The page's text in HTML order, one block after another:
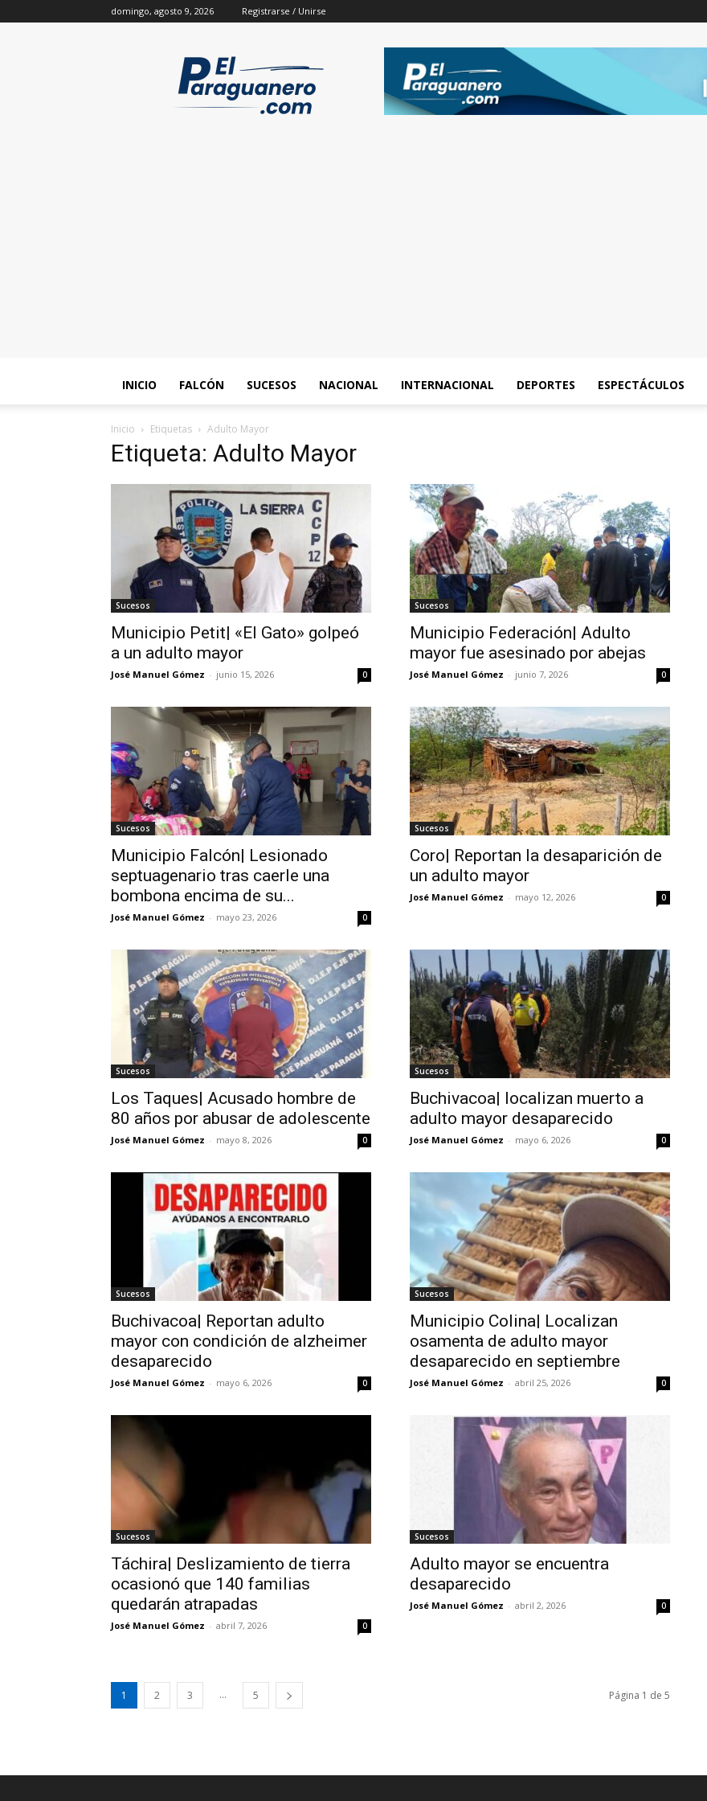
domingo, agosto 9, 2026 Registrarse / Unirse
INICIO FALCÓN SUCESOS NACIONAL INTERNACIONAL DEPORTES ESPECTÁCULOS
Inicio Etiquetas Adulto Mayor
Etiqueta: Adulto Mayor
Sucesos
Municipio Petit| «El Gato» golpeó
a un adulto mayor
José Manuel Gómez - junio 15, 2026 0
Sucesos
Municipio Federación| Adulto
mayor fue asesinado por abejas
José Manuel Gómez - junio 7, 2026 0
Sucesos
Municipio Falcón| Lesionado
septuagenario tras caerle una
bombona encima de su...
José Manuel Gómez - mayo 23, 2026 0
Sucesos
Coro| Reportan la desaparición de
un adulto mayor
José Manuel Gómez - mayo 12, 2026 0
Sucesos
Los Taques| Acusado hombre de
80 años por abusar de adolescente
José Manuel Gómez - mayo 8, 2026 0
Sucesos
Buchivacoa| localizan muerto a
adulto mayor desaparecido
José Manuel Gómez - mayo 6, 2026 0
Sucesos
Buchivacoa| Reportan adulto
mayor con condición de alzheimer
desaparecido
José Manuel Gómez - mayo 6, 2026 0
Sucesos
Municipio Colina| Localizan
osamenta de adulto mayor
desaparecido en septiembre
José Manuel Gómez - abril 25, 2026 0
Sucesos
Táchira| Deslizamiento de tierra
ocasionó que 140 familias
quedarán atrapadas
José Manuel Gómez - abril 7, 2026 0
Sucesos
Adulto mayor se encuentra
desaparecido
José Manuel Gómez - abril 2, 2026 0
1 2 3 ... 5 Página 1 de 5